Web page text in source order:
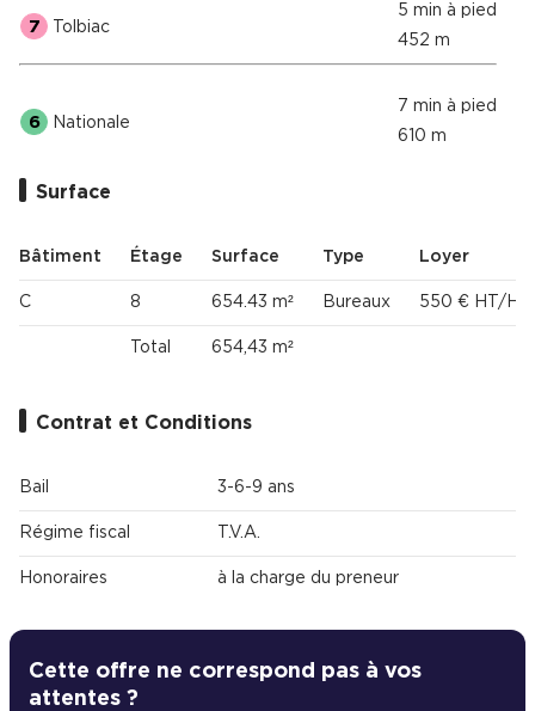
7 Tolbiac
5 min à pied
452 m
6 Nationale
7 min à pied
610 m
Surface
Bâtiment Étage Surface Type Loyer
C 8 654.43 m² Bureaux 550 € HT/
Total 654,43 m²
Contrat et Conditions
Bail 3-6-9 ans
Régime fiscal T.V.A.
Honoraires à la charge du preneur
Cette offre ne correspond pas à vos
attentes ?